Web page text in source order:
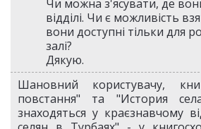
Чи можна з'ясувати, де
відділі. Чи є можливість
вони доступні тільки для
залі?
Дякую.
Шановний користувачу,
повстання" та "История
знаходяться у краєзнавчому